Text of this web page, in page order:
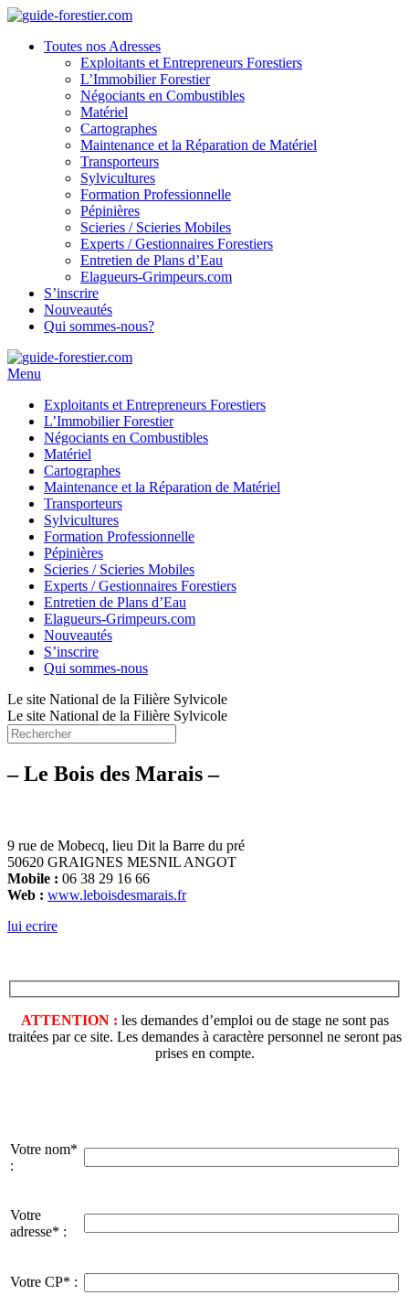
Toutes nos Adresses
Exploitants et Entrepreneurs Forestiers
L’Immobilier Forestier
Négociants en Combustibles
Matériel
Cartographes
Maintenance et la Réparation de Matériel
Transporteurs
Sylvicultures
Formation Professionnelle
Pépinières
Scieries / Scieries Mobiles
Experts / Gestionnaires Forestiers
Entretien de Plans d’Eau
Elagueurs-Grimpeurs.com
S’inscrire
Nouveautés
Qui sommes-nous?
Menu
Exploitants et Entrepreneurs Forestiers
L’Immobilier Forestier
Négociants en Combustibles
Matériel
Cartographes
Maintenance et la Réparation de Matériel
Transporteurs
Sylvicultures
Formation Professionnelle
Pépinières
Scieries / Scieries Mobiles
Experts / Gestionnaires Forestiers
Entretien de Plans d’Eau
Elagueurs-Grimpeurs.com
Nouveautés
S’inscrire
Qui sommes-nous
Le site National de la Filière Sylvicole
Le site National de la Filière Sylvicole
– Le Bois des Marais –
9 rue de Mobecq, lieu Dit la Barre du pré
50620 GRAIGNES MESNIL ANGOT
Mobile : 06 38 29 16 66
Web : www.leboisdesmarais.fr
lui ecrire
ATTENTION : les demandes d’emploi ou de stage ne sont pas
traitées par ce site. Les demandes à caractère personnel ne seront pas
prises en compte.
Votre nom*
:
Votre
adresse* :
Votre CP* :